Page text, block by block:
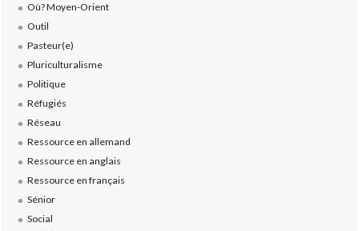
Où? Moyen-Orient
Outil
Pasteur(e)
Pluriculturalisme
Politique
Réfugiés
Réseau
Ressource en allemand
Ressource en anglais
Ressource en français
Sénior
Social